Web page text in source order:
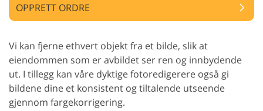
OPPRETT ORDRE
Vi kan fjerne ethvert objekt fra et bilde, slik at
eiendommen som er avbildet ser ren og innbydende
ut. I tillegg kan våre dyktige fotoredigerere også gi
bildene dine et konsistent og tiltalende utseende
gjennom fargekorrigering.